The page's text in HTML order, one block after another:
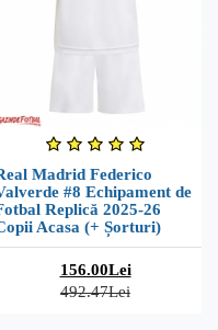
Madrid Federico
#8 Echipament de
Replică 2025-26
Acasa (+ Șorturi)
156.00Lei
492.47Lei